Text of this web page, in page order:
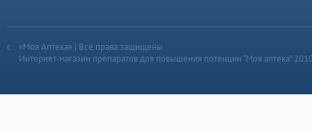
«Моя Аптека» | Все права защищены
Интернет-магазин препаратов для повышения потенции “Моя аптека”